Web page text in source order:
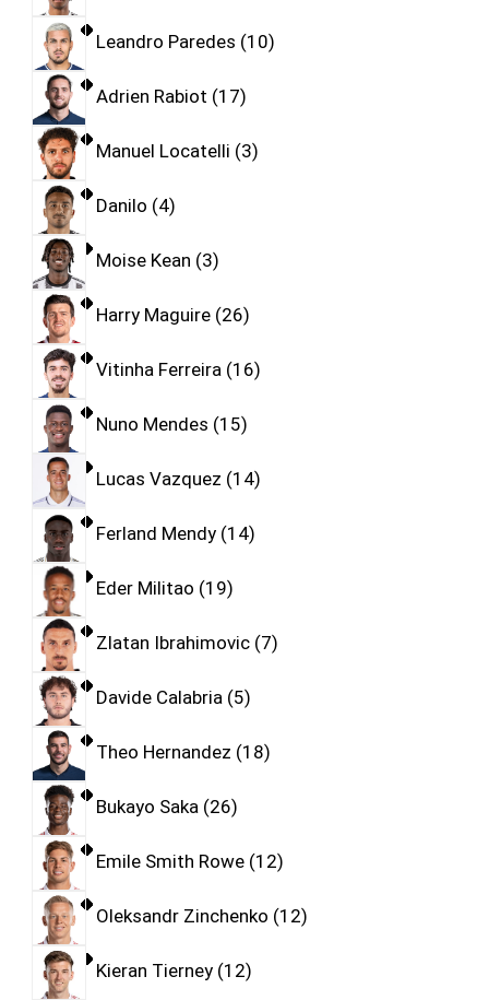
Leandro Paredes 10
Adrien Rabiot 17
Manuel Locatelli 3
Danilo 4
Moise Kean 3
Harry Maguire 26
Vitinha Ferreira 16
Nuno Mendes 15
Lucas Vazquez 14
Ferland Mendy 14
Eder Militao 19
Zlatan Ibrahimovic 7
Davide Calabria 5
Theo Hernandez 18
Bukayo Saka 26
Emile Smith Rowe 12
Oleksandr Zinchenko 12
Kieran Tierney 12